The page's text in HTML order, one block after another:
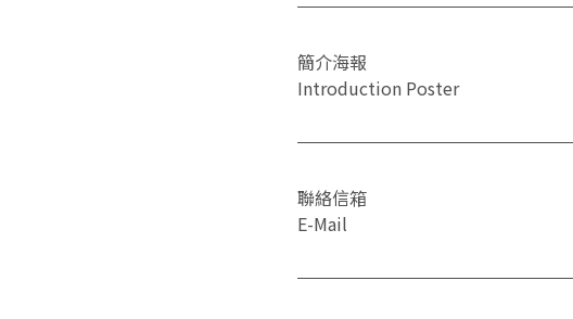
簡介海報
Introduction Poster
聯絡信箱
E-Mail